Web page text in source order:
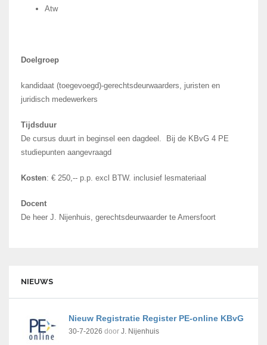
Atw
Doelgroep
kandidaat (toegevoegd)-gerechtsdeurwaarders, juristen en
juridisch medewerkers
Tijdsduur
De cursus duurt in beginsel een dagdeel. Bij de KBvG 4 PE
studiepunten aangevraagd
Kosten: € 250,-- p.p. excl BTW. inclusief lesmateriaal
Docent
De heer J. Nijenhuis, gerechtsdeurwaarder te Amersfoort
NIEUWS
Nieuw Registratie Register PE-online KBvG
30-7-2026 door J. Nijenhuis